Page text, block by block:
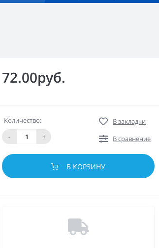
72.00руб.
Количество:
-
+
В закладки
В сравнение
В КОРЗИНУ